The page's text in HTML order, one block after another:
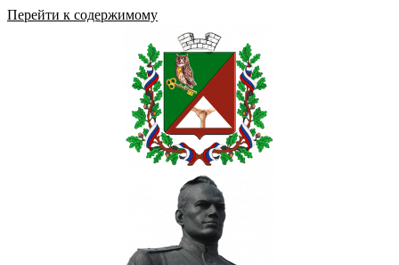
Перейти к содержимому